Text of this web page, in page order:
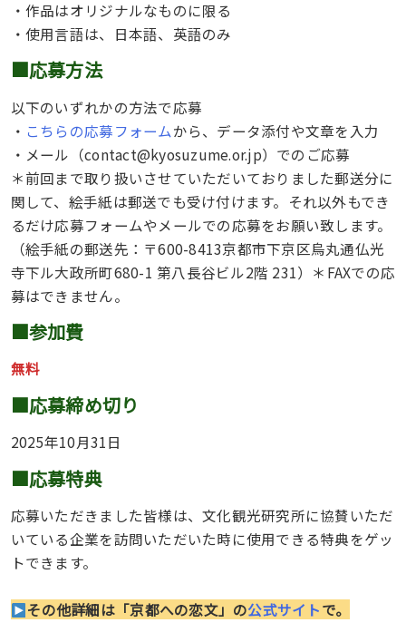
・作品はオリジナルなものに限る
・使用言語は、日本語、英語のみ
■応募方法
以下のいずれかの方法で応募
・ こちらの応募フォームから、データ添付や文章を入力
・メール（contact@kyosuzume.or.jp）でのご応募
＊前回まで取り扱いさせていただいておりました郵送分に
関して、絵手紙は郵送でも受け付けます。それ以外もでき
るだけ応募フォームやメールでの応募をお願い致します。
（絵手紙の郵送先：〒600-8413京都市下京区烏丸通仏光
寺下ル大政所町680-1 第八長谷ビル2階 231）＊FAXでの応
募はできません。
■参加費
無料
■応募締め切り
2025年10月31日
■応募特典
応募いただきました皆様は、文化観光研究所に協賛いただ
いている企業を訪問いただいた時に使用できる特典をゲッ
トできます。
その他詳細は「京都への恋文」の公式サイトで。